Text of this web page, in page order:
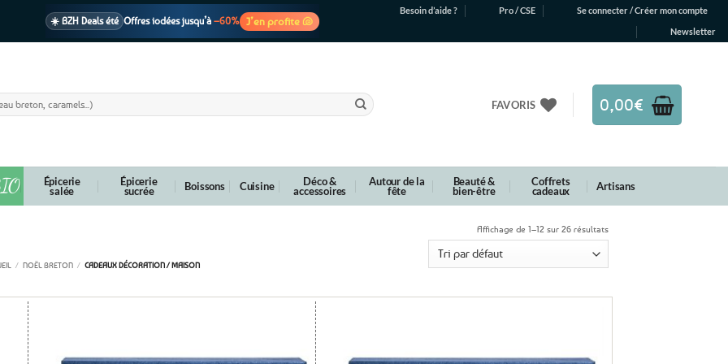
☀️ BZH Deals été Offres iodées jusqu’à –60% J’en profite 🐚
Besoin d’aide ? Pro / CSE
Se connecter / Créer mon compte
Newsletter
FAVORIS 0,00€
Épicerie
salée
Épicerie
sucrée Boissons Cuisine Déco &
accessoires
Autour de la
fête
Beauté &
bien-être
Coffrets
cadeaux Artisans
/ NOËL BRETON / CADEAUX DÉCORATION / MAISON
Affichage de 1–12 sur 26 résultats